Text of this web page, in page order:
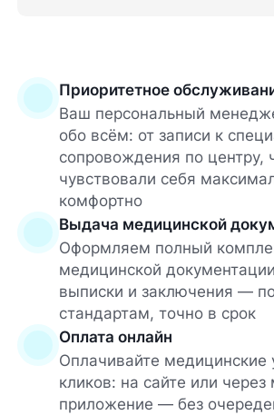
Приоритетное
Ваш персональный
обо всём: от записи к
сопровождения по центру,
чувствовали себя
комфортно
Выдача медицинской
Оформляем полный
медицинской
выписки и заключения —
стандартам, точно в срок
Оплата онлайн
Оплачивайте медицинские
кликов: на сайте или через
приложение — без